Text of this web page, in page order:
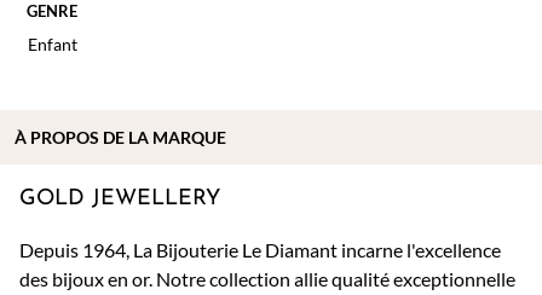
GENRE
Enfant
GOLD JEWELLERY
Depuis 1964, La Bijouterie Le Diamant incarne l'excellence
des bijoux en or. Notre collection allie qualité exceptionnelle
À PROPOS DE LA MARQUE